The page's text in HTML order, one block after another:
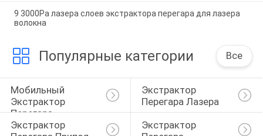
9 3000Pa лазера слоев экстрактора перегара для лазера
волокна
Популярные категории Все
Мобильный
Экстрактор
Перегара
Экстрактор
Перегара Лазера
Экстрактор
Экстрактор